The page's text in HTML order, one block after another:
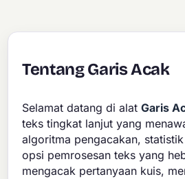
Tentang Garis Acak
Selamat datang di alatGaris
teks tingkat lanjut yang
algoritma pengacakan,
opsi pemrosesan teks yang
mengacak pertanyaan kuis,